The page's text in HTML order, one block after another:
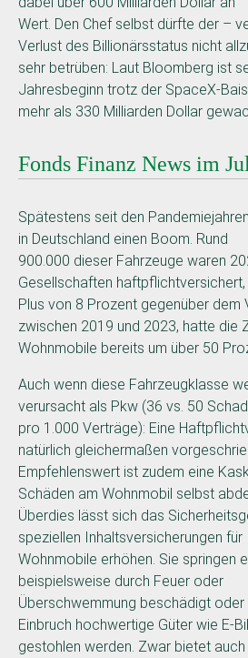
Wert. Den Chef selbst dürfte der –
Verlust des Billionärsstatus nicht
sehr betrüben: Laut Bloomberg ist
Jahresbeginn trotz der SpaceX-
mehr als 330 Milliarden Dollar
Fonds Finanz News im
Spätestens seit den
in Deutschland einen Boom. Rund
900.000 dieser Fahrzeuge waren
Gesellschaften haftpflichtversichert,
Plus von 8 Prozent gegenüber dem
zwischen 2019 und 2023, hatte die
Wohnmobile bereits um über 50
Auch wenn diese Fahrzeugklasse
verursacht als Pkw (36 vs. 50
pro 1.000 Verträge): Eine
natürlich gleichermaßen
Empfehlenswert ist zudem eine
Schäden am Wohnmobil selbst
Überdies lässt sich das
speziellen Inhaltsversicherungen für
Wohnmobile erhöhen. Sie springen
beispielsweise durch Feuer oder
Überschwemmung beschädigt oder
Einbruch hochwertige Güter wie E-
gestohlen werden. Zwar bietet auch